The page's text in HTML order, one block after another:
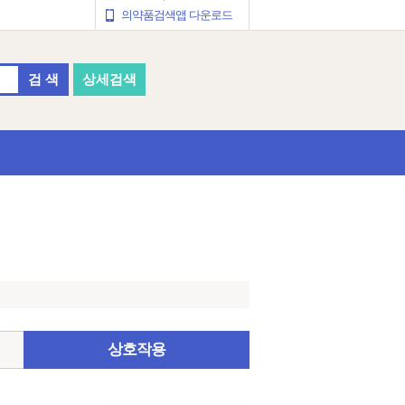
의약품검색앱 다운로드
검 색 상세검색
상호작용